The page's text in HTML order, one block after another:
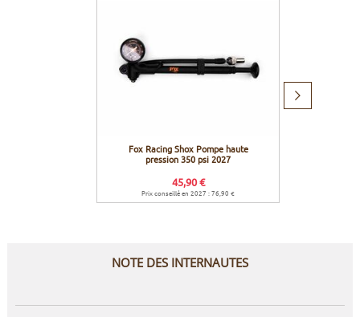
Fox Racing Shox Pompe haute
pression 350 psi 2027
45,90 €
Prix conseillé en 2027 : 76,90 €
Produit
NOTE DES INTERNAUTES